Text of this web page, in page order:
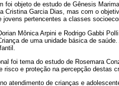
foi objeto de estudo de Gênesis
Cristina Garcia Dias, mas com o
jovens pertencentes a classes
Mônica Arpini e Rodrigo Gabbi
de uma unidade básica de
foi tema do estudo de Rosemara
risco e proteção na percepção destas
atendimento de crianças e